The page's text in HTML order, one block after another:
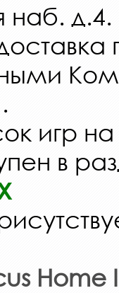
наб. д.4.
игр на
в